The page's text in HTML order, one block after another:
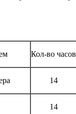
Кол-во часов
14
14